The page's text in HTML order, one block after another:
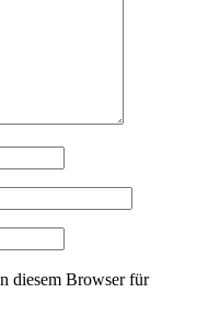
diesem Browser für